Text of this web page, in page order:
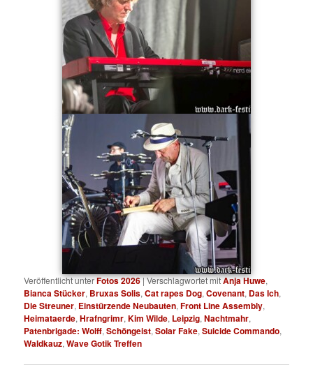
Veröffentlicht unterFotos 2026|Verschlagwortet mitAnja Huwe,
Bianca Stücker, Bruxas Solis,Cat rapes Dog,Covenant, Das Ich,
Die Streuner, Einstürzende Neubauten,Front Line Assembly,
Heimataerde,Hrafngrimr,Kim Wilde, Leipzig,Nachtmahr,
Patenbrigade: Wolff,Schöngeist,Solar Fake,Suicide Commando,
Waldkauz,Wave Gotik Treffen